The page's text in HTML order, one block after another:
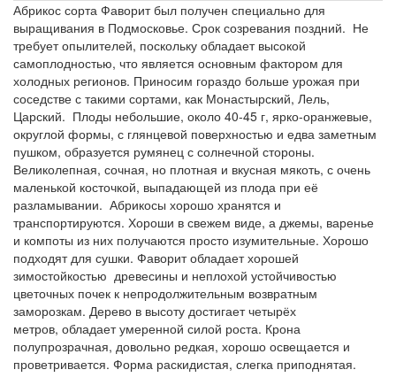
Абрикос сорта Фаворит был получен специально для
выращивания в Подмосковье. Срок созревания поздний. Не
требует опылителей, поскольку обладает высокой
самоплодностью, что является основным фактором для
холодных регионов. Приносим гораздо больше урожая при
соседстве с такими сортами, как Монастырский, Лель,
Царский. Плоды небольшие, около 40-45 г, ярко-оранжевые,
округлой формы, с глянцевой поверхностью и едва заметным
пушком, образуется румянец с солнечной стороны.
Великолепная, сочная, но плотная и вкусная мякоть, с очень
маленькой косточкой, выпадающей из плода при её
разламывании. Абрикосы хорошо хранятся и
транспортируются. Хороши в свежем виде, а джемы, варенье
и компоты из них получаются просто изумительные. Хорошо
подходят для сушки. Фаворит обладает хорошей
зимостойкостью древесины и неплохой устойчивостью
цветочных почек к непродолжительным возвратным
заморозкам. Дерево в высоту достигает четырёх
метров, обладает умеренной силой роста. Крона
полупрозрачная, довольно редкая, хорошо освещается и
проветривается. Форма раскидистая, слегка приподнятая.